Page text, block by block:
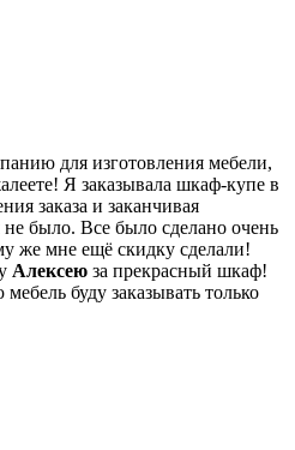
для изготовления мебели,
Я заказывала шкаф-купе в
заказа и заканчивая
было. Все было сделано очень
же мне ещё скидку сделали!
Алексею за прекрасный шкаф!
буду заказывать только